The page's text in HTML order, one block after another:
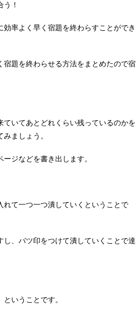
！
率よく早く宿題を終わらすことができ
題を終わらせる方法をまとめたので宿
いてあとどれくらい残っているのかを
ましょう。
ジなどを書き出します。
れて一つ一つ潰していくということで
、バツ印をつけて潰していくことで達
いうことです。